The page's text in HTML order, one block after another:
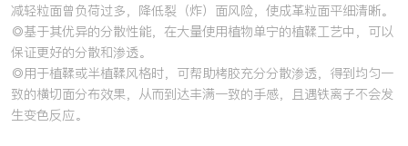
减轻粒面曾负荷过多，降低裂（炸）面风险，使成革粒面平细清晰。
◎基于其优异的分散性能，在大量使用植物单宁的植鞣工艺中，可以
保证更好的分散和渗透。
◎用于植鞣或半植鞣风格时，可帮助栲胶充分分散渗透，得到均匀一
致的横切面分布效果，从而到达丰满一致的手感，且遇铁离子不会发
生变色反应。